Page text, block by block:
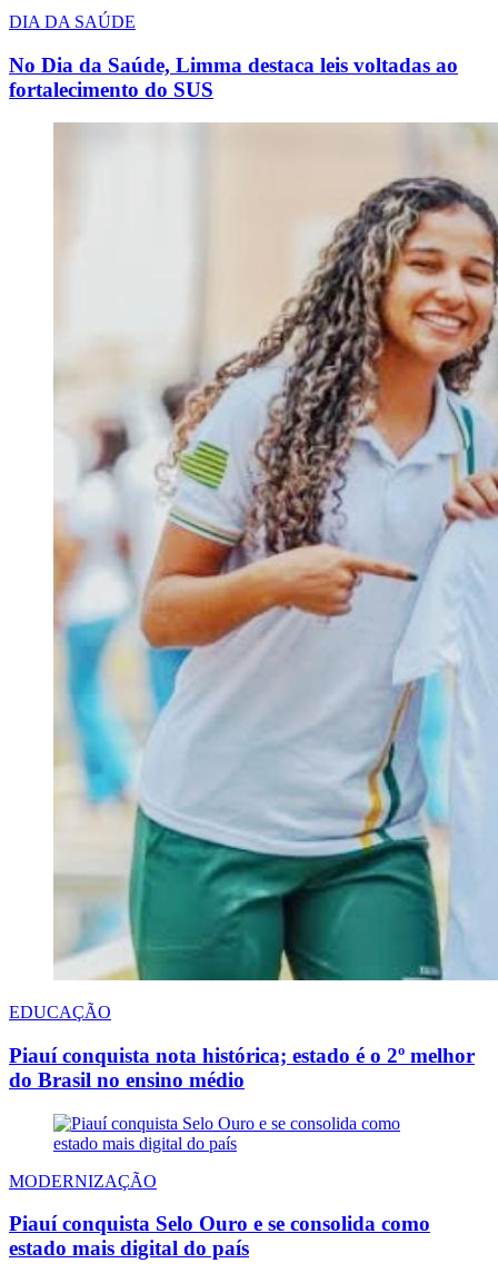
DIA DA SAÚDE
No Dia da Saúde, Limma destaca leis voltadas ao
fortalecimento do SUS
EDUCAÇÃO
Piauí conquista nota histórica; estado é o 2º melhor
do Brasil no ensino médio
MODERNIZAÇÃO
Piauí conquista Selo Ouro e se consolida como
estado mais digital do país